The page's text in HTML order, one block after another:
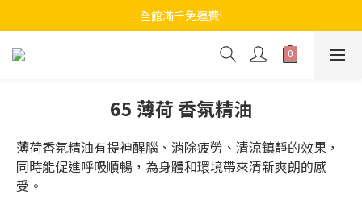
全館滿千免運費!
65 薄荷 香氛精油
薄荷香氛精油有提神醒腦、消除疲勞、清涼鎮靜的效果，
同時能促進呼吸順暢，為身體和環境帶來清新爽朗的感
受。